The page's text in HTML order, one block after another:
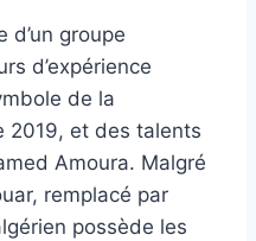
d’un groupe
d’expérience
de la
2019, et des talents
Amoura. Malgré
remplacé par
possède les